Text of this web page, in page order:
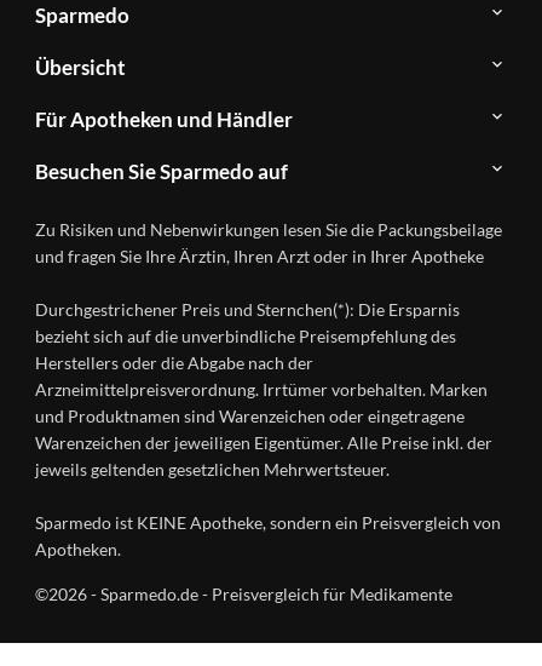
Sparmedo
Über
Sparmedo
FAQ
Kontakt
Datenschutz
Nutzungsbedingungen
Übersicht
Herstellerverzeichnis
Produkte
A-
Ratgeber
Wirkstoffe
Gesundheitsmagazin
Für Apotheken und Händler
&
Händlerlogin
Besuchen Sie Sparmedo auf
Instagram
Zu Risiken und Nebenwirkungen lesen Sie die Packungsbeilage
und fragen Sie Ihre Ärztin, Ihren Arzt oder in Ihrer Apotheke
Durchgestrichener Preis und Sternchen(*): Die Ersparnis
bezieht sich auf die unverbindliche Preisempfehlung des
Herstellers oder die Abgabe nach der
Arzneimittelpreisverordnung. Irrtümer vorbehalten. Marken
und Produktnamen sind Warenzeichen oder eingetragene
Warenzeichen der jeweiligen Eigentümer. Alle Preise inkl. der
jeweils geltenden gesetzlichen Mehrwertsteuer.
Sparmedo ist KEINE Apotheke, sondern ein Preisvergleich von
Apotheken.
©2026 - Sparmedo.de - Preisvergleich für Medikamente